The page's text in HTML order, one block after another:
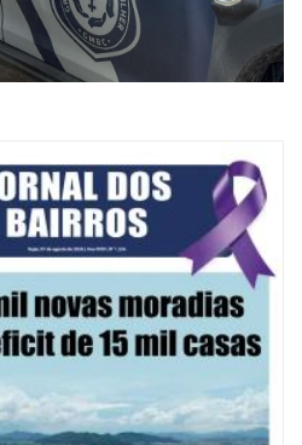
de 400 mulheres vítimas de violência
Guarda Municipal